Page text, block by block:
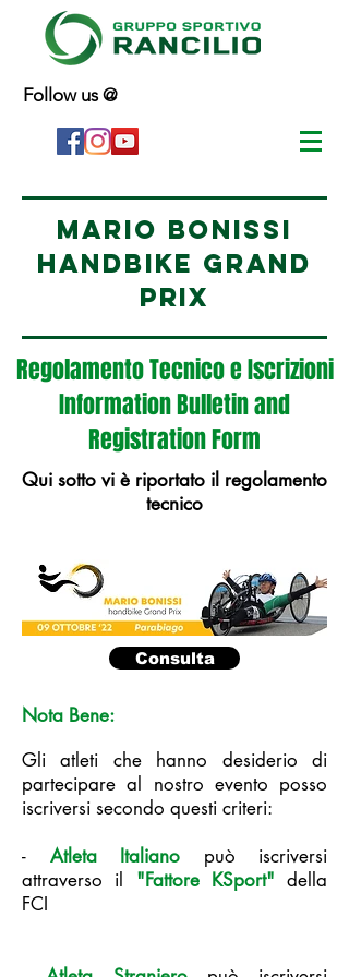
Follow us @
MARIO BONISSI
handbike GRAND
PRIX
Regolamento Tecnico e Iscrizioni
InformationBulletin and
Registration Form
Qui sotto vi è riportato il regolamento
tecnico
Consulta
Nota Bene:
Gli atleti che hanno desiderio di
partecipare al nostro evento posso
iscriversi secondo questi criteri:
- Atleta Italiano può iscriversi
attraverso il "Fattore KSport" della
FCI